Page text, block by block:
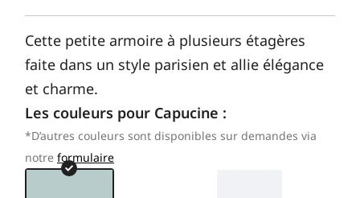
Cette petite armoire à plusieurs étagères
faite dans un style parisien et allie élégance
et charme.
Les couleurs pour Capucine :
*D’autres couleurs sont disponibles sur demandes via
notre formulaire